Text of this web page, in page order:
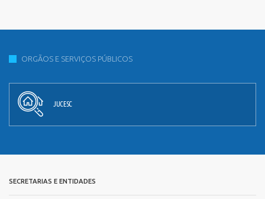
ORGÃOS E SERVIÇOS PÚBLICOS
JUCESC
SECRETARIAS E ENTIDADES